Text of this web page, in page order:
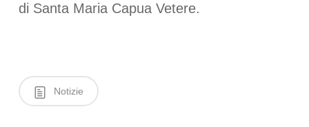
di Santa Maria Capua Vetere.
Notizie